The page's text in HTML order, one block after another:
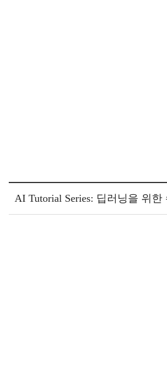
AI Tutorial Series: 딥러닝을 위